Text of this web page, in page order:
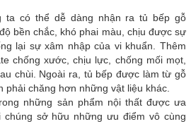
ta có thể dễ dàng nhận ra tủ bếp gỗ
bền chắc, khó phai màu, chịu được sự
lại sự xâm nhập của vi khuẩn. Thêm
chống xước, chịu lực, chống mối mọt,
chùi. Ngoài ra, tủ bếp được làm từ gỗ
phải chăng hơn những vật liệu khác.
những sản phẩm nội thất được ưa
chúng sở hữu những ưu điểm vô cùng